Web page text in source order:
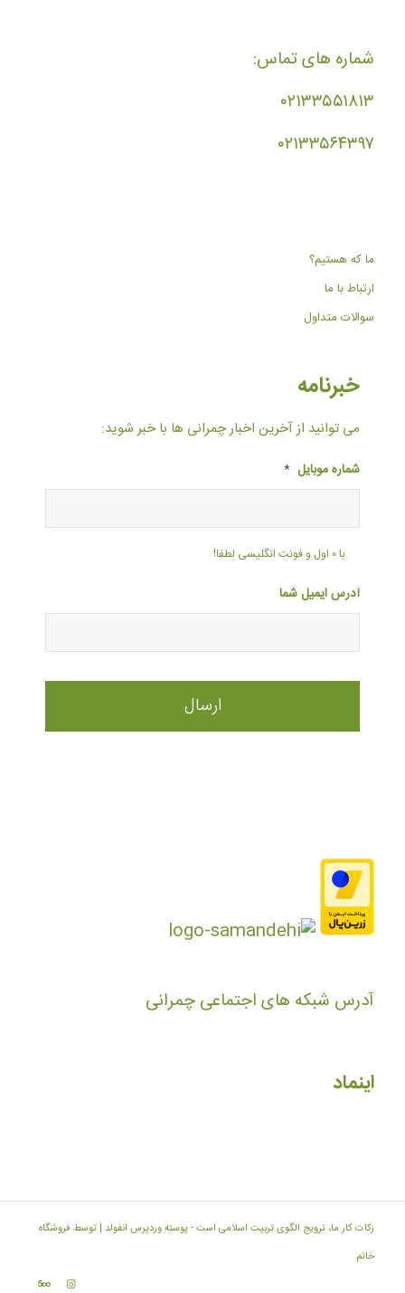
شماره های تماس:
۰۲۱۳۳۵۵۱۸۱۳
۰۲۱۳۳۵۶۴۳۹۷
ما که هستیم؟
ارتباط با ما
سوالات متداول
خبرنامه
می توانید از آخرین اخبار چمرانی ها با خبر شوید:
شماره موبایل *
با ۰ اول و فونت انگلیسی لطفا!
آدرس ایمیل شما
آدرس شبکه های اجتماعی چمرانی
اینماد
زکات کار ما، ترویج الگوی تربیت اسلامی است -پوسته وردپرس انفولد | توسط فروشگاه
خاتم